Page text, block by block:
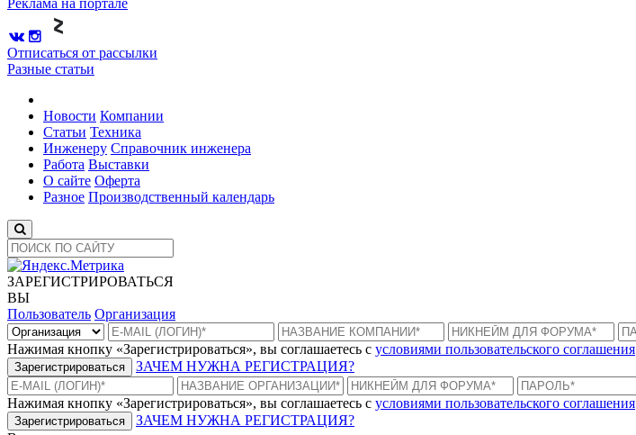
Реклама на портале
Отписаться от рассылки
Разные статьи
Новости Компании
Статьи Техника
Инженеру Справочник инженера
Работа Выставки
О сайте Оферта
Разное Производственный календарь
ЗАРЕГИСТРИРОВАТЬСЯ
ВЫ
Пользователь Организация
Нажимая кнопку «Зарегистрироваться», вы соглашаетесь с условиями пользовательского соглашения
Зарегистрироваться ЗАЧЕМ НУЖНА РЕГИСТРАЦИЯ?
Нажимая кнопку «Зарегистрироваться», вы соглашаетесь с условиями пользовательского соглашения
Зарегистрироваться
ЗАЧЕМ НУЖНА РЕГИСТРАЦИЯ?